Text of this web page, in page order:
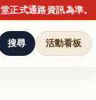
資訊為準。
搜尋 活動看板